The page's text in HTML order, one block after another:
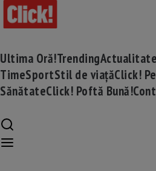
Ultima Oră!TrendingActualitate
TimeSportStil de viațăClick!
SănătateClick! Poftă Bună!